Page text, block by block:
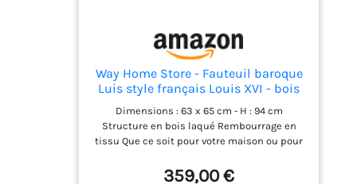
rivets décoratifs qui soulignent l’assise et le
dossier ajoutent une touche de raffinement
Way Home Store - Fauteuil baroque
Luis style français Louis XVI - bois
Dimensions : 63 x 65 x 94 cm
Dimensions : 63 x 65 cm - H : 94 cm
Structure en bois laqué Rembourrage en
tissu Que ce soit pour votre maison ou pour
Louis XIV apportera toujours une touche
359,00 €